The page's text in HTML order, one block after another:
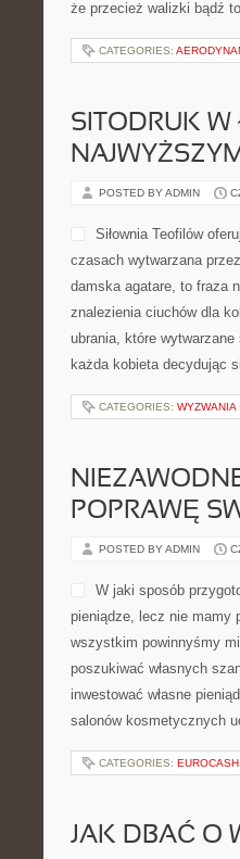
że przecież walizki bądź
CATEGORIES:
SITODRUK
POSTED BY ADMIN
Siłownia Teofilów
czasach wytwarzana
damska agatare, to fraza
znalezienia ciuchów dla
ubrania, które
każda kobieta decydując
CATEGORIES: WYZWANIA
POPRAWĘ
POSTED BY ADMIN
W jaki sposób
pieniądze, lecz nie mamy
wszystkim powinnyśmy
poszukiwać własnych
inwestować własne
salonów kosmetycznych
CATEGORIES:
JAK DBAĆ O